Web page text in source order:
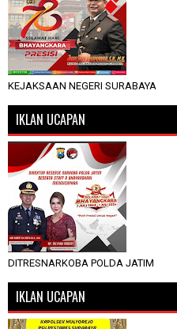
KEJAKSAAN NEGERI SURABAYA
IKLAN UCAPAN
DITRESNARKOBA POLDA JATIM
IKLAN UCAPAN